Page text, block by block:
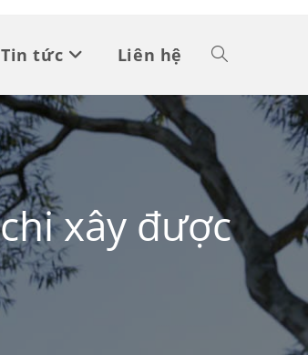
Tin tức Liên hệ
xây được